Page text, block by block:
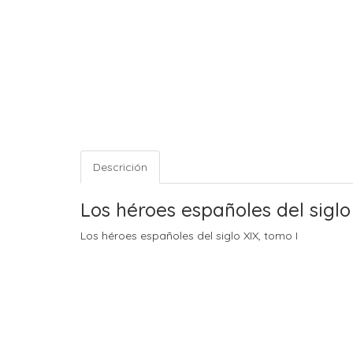
Descrición
Los héroes españoles del siglo
Los héroes españoles del siglo XIX, tomo I